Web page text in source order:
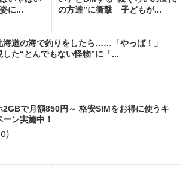
に...
の方達”に衝撃 子どもが...
海道の海で釣りをしたら……「やっば！」
した“とんでもない怪物”に「...
2GBで月額850円～ 格安SIMをお得に使うキ
ーン実施中！